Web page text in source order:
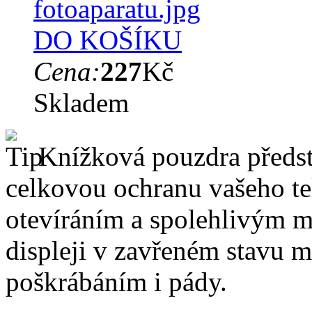
DO KOŠÍKU
Cena:227Kč
Skladem
Knížková pouzdra
celkovou ochranu vašeho
otevíráním a spolehlivým
displeji v zavřeném stavu
poškrábáním i pády.